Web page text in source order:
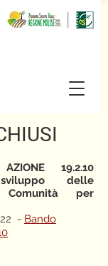
19.2.10
delle
per
- Bando